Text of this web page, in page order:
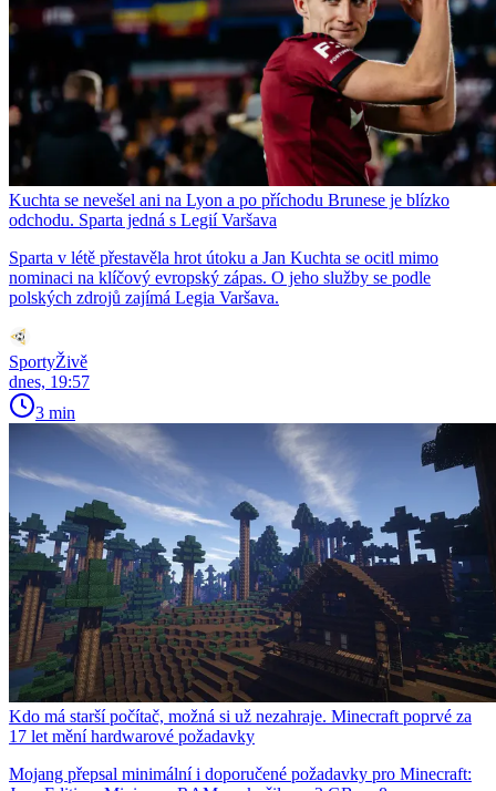
Kuchta se nevešel ani na Lyon a po příchodu Brunese je blízko
odchodu. Sparta jedná s Legií Varšava
Sparta v létě přestavěla hrot útoku a Jan Kuchta se ocitl mimo
nominaci na klíčový evropský zápas. O jeho služby se podle
polských zdrojů zajímá Legia Varšava.
SportyŽivě
dnes, 19:57
3 min
Kdo má starší počítač, možná si už nezahraje. Minecraft poprvé za
17 let mění hardwarové požadavky
Mojang přepsal minimální i doporučené požadavky pro Minecraft: